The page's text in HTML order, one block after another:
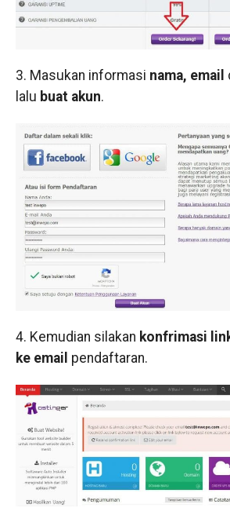
3. Masukan informasi nama, email
lalu buat akun.
4. Kemudian silakan konfrimasi
ke email pendaftaran.